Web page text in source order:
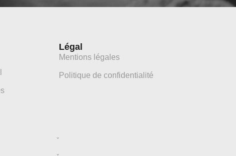
Légal
Mentions légales
Politique de confidentialité